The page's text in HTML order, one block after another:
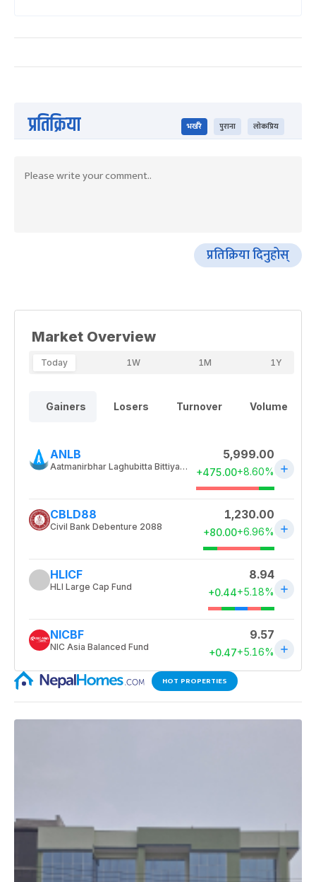
प्रतिक्रिया भर्खरै पुराना लोकप्रिय
प्रतिक्रिया दिनुहोस्
HOT PROPERTIES